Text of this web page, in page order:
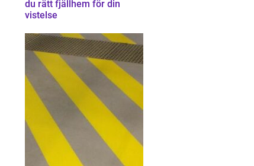
du rätt fjällhem för din
vistelse